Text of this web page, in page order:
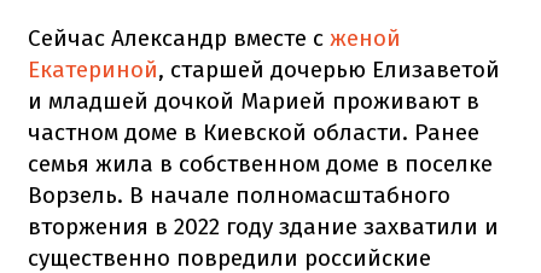
Сейчас Александр вместе с женой
Екатериной, старшей дочерью Елизаветой
и младшей дочкой Марией проживают в
частном доме в Киевской области. Ранее
семья жила в собственном доме в поселке
Ворзель. В начале полномасштабного
вторжения в 2022 году здание захватили и
существенно повредили российские